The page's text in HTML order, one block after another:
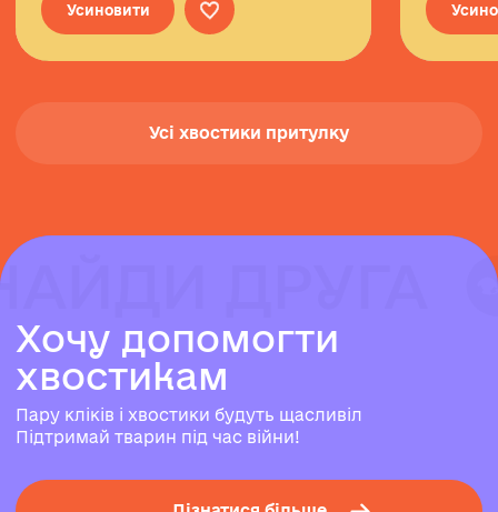
Усиновити
Усі хвостики притулку
ДРУГА
ДРУГА
ДРУГА
Хочу допомогти
хвостикам
Пару кліків і хвостики будуть щасливіл
Підтримай тварин під час війни!